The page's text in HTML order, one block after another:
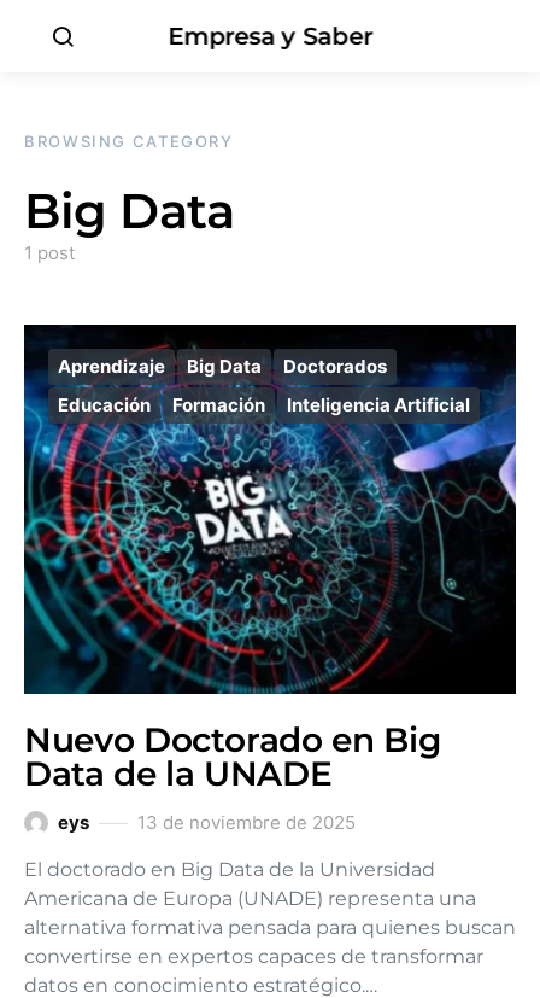
Empresa y Saber
BROWSING CATEGORY
Big Data
1 post
Aprendizaje Big Data
Doctorados
Educación
Formación Inteligencia Artificial
Nuevo Doctorado en Big
Data de la UNADE
eys 13 de noviembre de 2025
El doctorado en Big Data de la Universidad
Americana de Europa (UNADE) representa una
alternativa formativa pensada para quienes buscan
convertirse en expertos capaces de transformar
datos en conocimiento estratégico.…